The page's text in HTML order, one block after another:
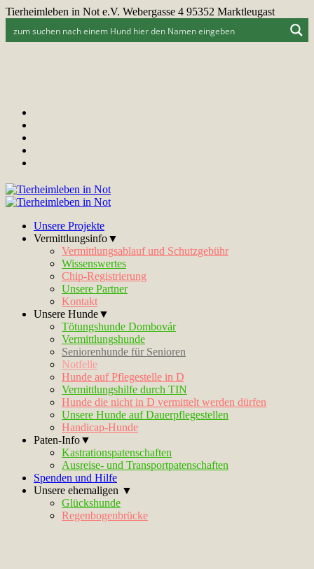
Tierheimleben in Not e.V. Webergasse 4 95352 Marktleugast
Unsere Projekte
Vermittlungsinfo▼
Vermittlungsablauf und Schutzgebühr
Wissenswertes
Chip-Registrierung
Unsere Partner
Kontakt
Unsere Hunde▼
Tötungshunde Dombovár
Vermittlungshunde
Seniorenhunde für Senioren
Notfelle
Hunde auf Pflegestelle in D
Vermittlungshilfe durch TIN
Hunde die nicht in D vermittelt werden dürfen
Unsere Hunde auf Dauerpflegestellen
Handicap-Hunde
Paten-Info▼
Kastrationspatenschaften
Ausreise- und Transportpatenschaften
Spenden und Hilfe
Unsere ehemaligen ▼
Glückshunde
Regenbogenbrücke